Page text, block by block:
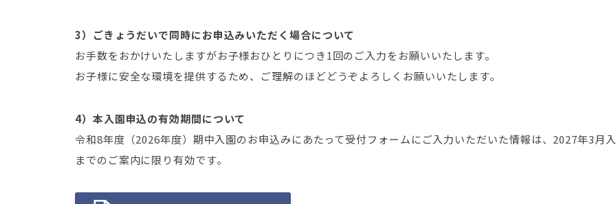
3）ごきょうだいで同時にお申込みいただく場合について
お手数をおかけいたしますがお子様おひとりにつき1回のご入力をお願いいたします。
お子様に安全な環境を提供するため、ご理解のほどどうぞよろしくお願いいたします。
4）本入園申込の有効期間について
令和8年度（2026年度）期中入園のお申込みにあたって受付フォームにご入力いただいた情報は、2027年3月
までのご案内に限り有効です。